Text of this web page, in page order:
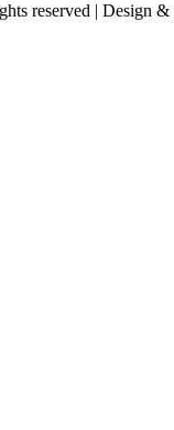
reserved | Design &